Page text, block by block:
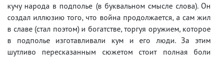
кучу народа в подполье (в буквальном смысле слова). Он
создал иллюзию того, что война продолжается, а сам жил
в славе (стал поэтом) и богатстве, торгуя оружием, которое
в подполье изготавливали кум и его люди. За этим
шутливо пересказанным сюжетом стоит полная боли